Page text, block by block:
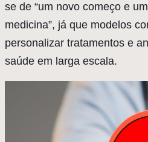
se de “um novo começo e
medicina”, já que modelos
personalizar tratamentos e
saúde em larga escala.